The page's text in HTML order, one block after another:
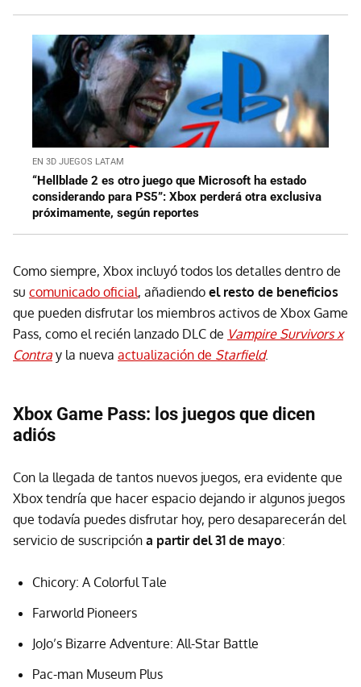
EN 3D JUEGOS LATAM
“Hellblade 2 es otro juego que Microsoft ha estado
considerando para PS5”: Xbox perderá otra exclusiva
próximamente, según reportes
Como siempre, Xbox incluyó todos los detalles dentro de
su comunicado oficial, añadiendo el resto de beneficios
que pueden disfrutar los miembros activos de Xbox Game
Pass, como el recién lanzado DLC de Vampire Survivors x
Contra y la nueva actualización de Starfield.
Xbox Game Pass: los juegos que dicen
adiós
Con la llegada de tantos nuevos juegos, era evidente que
Xbox tendría que hacer espacio dejando ir algunos juegos
que todavía puedes disfrutar hoy, pero desaparecerán del
servicio de suscripción a partir del 31 de mayo:
Chicory: A Colorful Tale
Farworld Pioneers
JoJo’s Bizarre Adventure: All-Star Battle
Pac-man Museum Plus